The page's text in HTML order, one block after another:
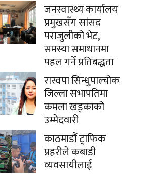
जनस्वास्थ्य कार्यालय
प्रमुखसँग सांसद
पराजुलीको भेट,
समस्या समाधानमा
पहल गर्ने प्रतिबद्धता
रास्वपा सिन्धुपाल्चोक
जिल्ला सभापतिमा
कमला खड्काको
उम्मेदवारी
काठमाडौं ट्राफिक
प्रहरीले कबाडी
व्यवसायीलाई